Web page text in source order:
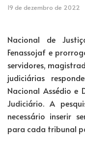
19 de dezembro de 2022
Nacional de
Fenassojaf e
servidores,
judiciárias
Nacional Assédio e
Judiciário. A
necessário inserir
para cada tribunal